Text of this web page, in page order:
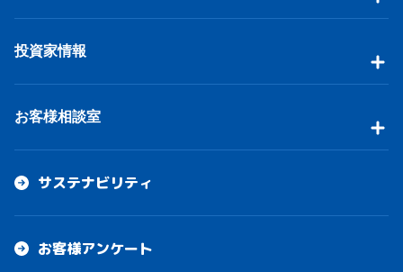
投資家情報
お客様相談室
サステナビリティ
お客様アンケート